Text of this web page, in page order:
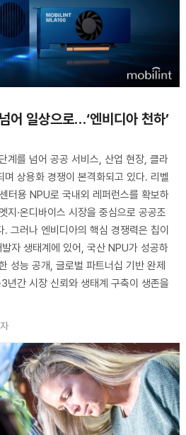
어 일상으로…‘엔비디아 천하’
계를 넘어 공공 서비스, 산업 현장, 클라
상용화 경쟁이 본격화되고 있다. 리벨
터용 NPU로 국내외 레퍼런스를 확보하
지·온디바이스 시장을 중심으로 공공조
그러나 엔비디아의 핵심 경쟁력은 칩이
자 생태계에 있어, 국산 NPU가 성공하
성능 공개, 글로벌 파트너십 기반 완제
년간 시장 신뢰와 생태계 구축이 생존을